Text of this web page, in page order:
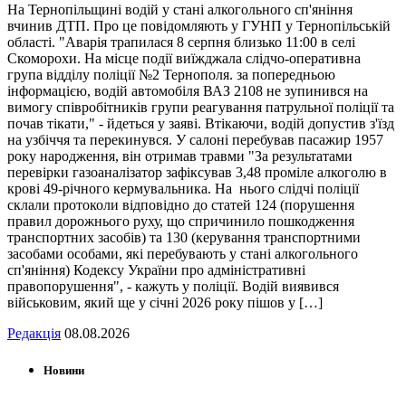
На Тернопільщині водій у стані алкогольного сп'яніння
вчинив ДТП. Про це повідомляють у ГУНП у Тернопільській
області. "Аварія трапилася 8 серпня близько 11:00 в селі
Скоморохи. На місце події виїжджала слідчо-оперативна
група відділу поліції №2 Тернополя. за попередньою
інформацією, водій автомобіля ВАЗ 2108 не зупинився на
вимогу співробітників групи реагування патрульної поліції та
почав тікати," - йдеться у заяві. Втікаючи, водій допустив з'їзд
на узбіччя та перекинувся. У салоні перебував пасажир 1957
року народження, він отримав травми "За результатами
перевірки газоаналізатор зафіксував 3,48 проміле алкоголю в
крові 49-річного кермувальника. На нього слідчі поліції
склали протоколи відповідно до статей 124 (порушення
правил дорожнього руху, що спричинило пошкодження
транспортних засобів) та 130 (керування транспортними
засобами особами, які перебувають у стані алкогольного
сп'яніння) Кодексу України про адміністративні
правопорушення", - кажуть у поліції. Водій виявився
військовим, який ще у січні 2026 року пішов у […]
Редакція 08.08.2026
Новини